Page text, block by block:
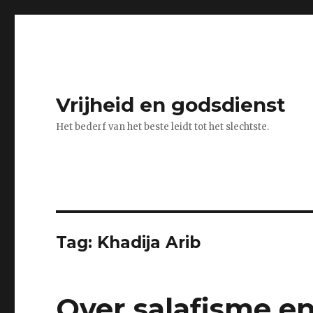
Vrijheid en godsdienst
Het bederf van het beste leidt tot het slechtste.
Tag: Khadija Arib